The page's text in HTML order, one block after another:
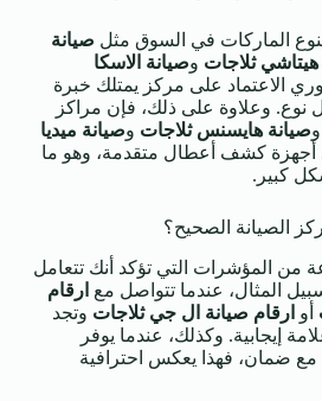
الماركات في السوق مثل صيانة
هيتاشي ثلاجات وصيانة الاسكا
الاعتماد على مركز يمتلك خبرة
نوع. وعلاوة على ذلك، فإن مراكز
وصيانة هايسنس ثلاجات وصيانة ميديا
أجهزة كشف أعطال متقدمة، وهو ما
كبير.
الصيانة الصحيح؟
من المؤشرات التي تؤكد أنك تتعامل
المثال، عندما تتواصل مع ارقام
أو ارقام صيانة ال جي ثلاجات وتجد
إيجابية. وكذلك، عندما يوفر
مع ضمان، فهذا يعكس احترافية